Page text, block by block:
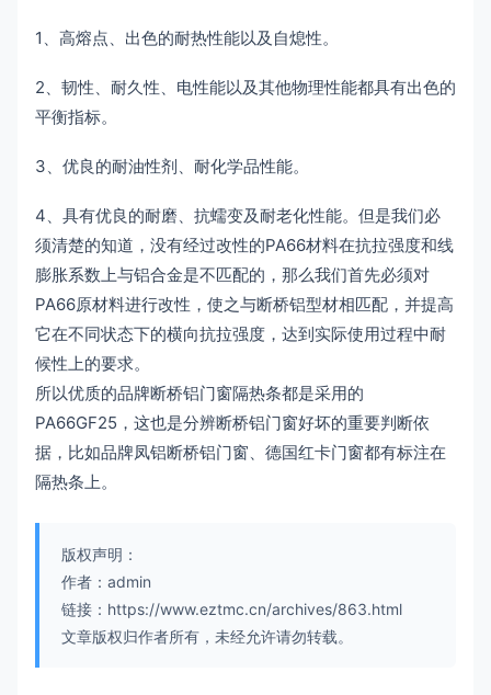
1、高熔点、出色的耐热性能以及自熄性。
2、韧性、耐久性、电性能以及其他物理性能都具有出色的
平衡指标。
3、优良的耐油性剂、耐化学品性能。
4、具有优良的耐磨、抗蠕变及耐老化性能。但是我们必
须清楚的知道，没有经过改性的PA66材料在抗拉强度和线
膨胀系数上与铝合金是不匹配的，那么我们首先必须对
PA66原材料进行改性，使之与断桥铝型材相匹配，并提高
它在不同状态下的横向抗拉强度，达到实际使用过程中耐
候性上的要求。
所以优质的品牌断桥铝门窗隔热条都是采用的
PA66GF25，这也是分辨断桥铝门窗好坏的重要判断依
据，比如品牌凤铝断桥铝门窗、德国红卡门窗都有标注在
隔热条上。
版权声明：
作者：admin
链接：https://www.eztmc.cn/archives/863.html
文章版权归作者所有，未经允许请勿转载。